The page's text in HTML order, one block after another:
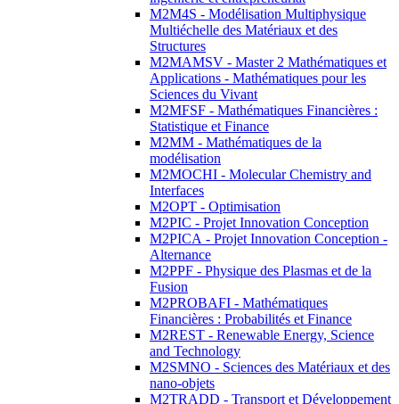
M2M4S - Modélisation Multiphysique
Multiéchelle des Matériaux et des
Structures
M2MAMSV - Master 2 Mathématiques et
Applications - Mathématiques pour les
Sciences du Vivant
M2MFSF - Mathématiques Financières :
Statistique et Finance
M2MM - Mathématiques de la
modélisation
M2MOCHI - Molecular Chemistry and
Interfaces
M2OPT - Optimisation
M2PIC - Projet Innovation Conception
M2PICA - Projet Innovation Conception -
Alternance
M2PPF - Physique des Plasmas et de la
Fusion
M2PROBAFI - Mathématiques
Financières : Probabilités et Finance
M2REST - Renewable Energy, Science
and Technology
M2SMNO - Sciences des Matériaux et des
nano-objets
M2TRADD - Transport et Développement